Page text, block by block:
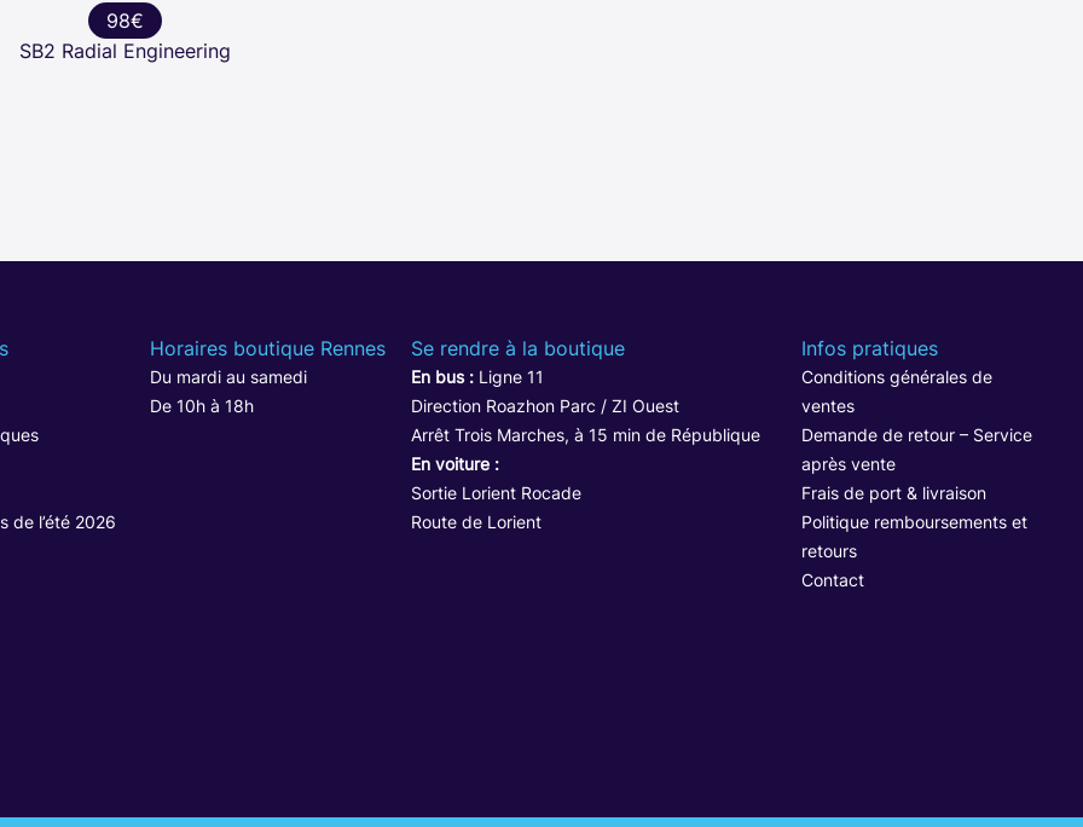
98€
SB2 Radial Engineering
de l’été 2026
Horaires boutique Rennes
Du mardi au samedi
De 10h à 18h
Se rendre à la boutique
En bus :Ligne 11
Direction Roazhon Parc / ZI Ouest
Arrêt Trois Marches, à 15 min de République
En voiture :
Sortie Lorient Rocade
Route de Lorient
Infos pratiques
Conditions générales de
ventes
Demande de retour – Service
après vente
Frais de port & livraison
Politique remboursements et
retours
Contact